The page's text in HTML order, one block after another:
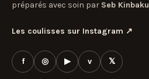
préparés avec soin par Seb Kinbaku
Les coulisses sur Instagram ↗
f ◎ ▶ v 𝕏